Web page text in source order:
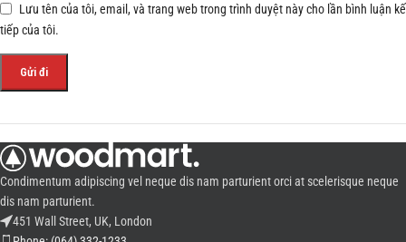
Lưu tên của tôi, email, và trang web trong trình duyệt này cho lần bình luận kế
tiếp của tôi.
Condimentum adipiscing vel neque dis nam parturient orci at scelerisque neque
dis nam parturient.
451 Wall Street, UK, London